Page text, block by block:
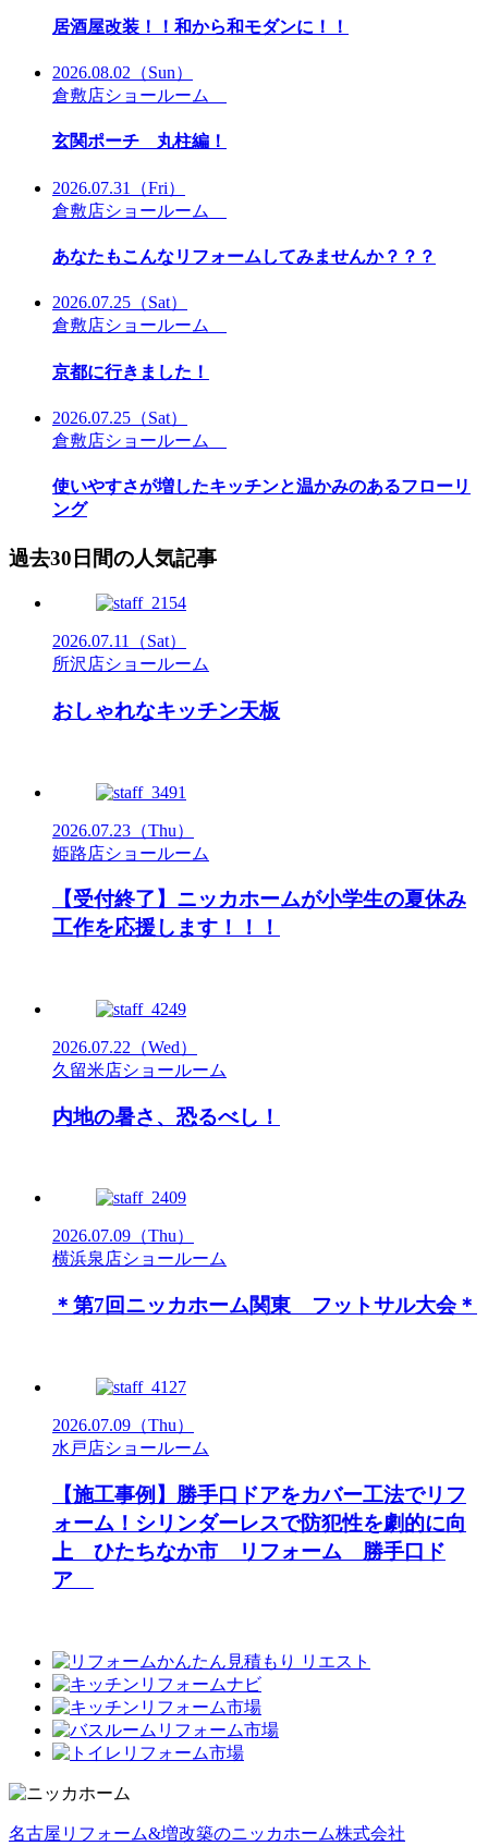
居酒屋改装！！和から和モダンに！！
2026.08.02 （Sun）
倉敷店ショールーム
玄関ポーチ 丸柱編！
2026.07.31
（Fri）
倉敷店ショールーム
あなたもこんなリフォームしてみませんか？？？
2026.07.25 （Sat）
倉敷店ショールーム
京都に行きました！
2026.07.25 （Sat）
倉敷店ショールーム
使いやすさが増したキッチンと温かみのあるフローリ
ング
過去30日間の人気記事
2026.07.11
（Sat）
所沢店ショールーム
おしゃれなキッチン天板
2026.07.23 （Thu）
姫路店ショールーム
【受付終了】ニッカホームが小学生の夏休み
工作を応援します！！！
2026.07.22 （Wed）
久留米店ショールーム
内地の暑さ、恐るべし！
2026.07.09 （Thu）
横浜泉店ショールーム
＊第7回ニッカホーム関東 フットサル大会＊
2026.07.09 （Thu）
水戸店ショールーム
【施工事例】勝手口ドアをカバー工法でリフ
ォーム！シリンダーレスで防犯性を劇的に向
上 ひたちなか市 リフォーム 勝手口ド
ア
名古屋リフォーム&増改築のニッカホーム株式会社